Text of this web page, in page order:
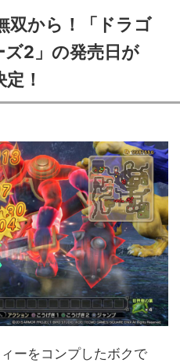
双から！「ドラゴ
2」の発売日が
！
ーをコンプしたボクで